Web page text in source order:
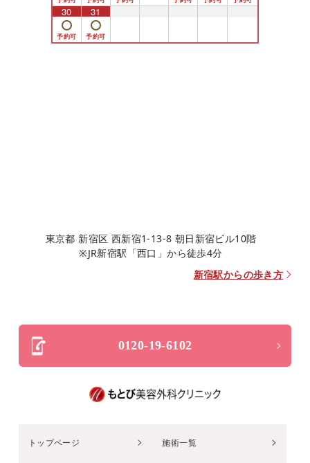
30 31
東京都 新宿区 西新宿1-13-8 朝日新宿ビル10階
※JR新宿駅「西口」から徒歩4分
新宿駅からの歩き方
0120-19-6102
トップページ 施術一覧